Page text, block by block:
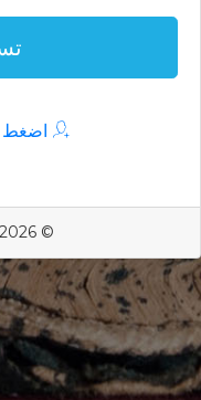
اضغط
© 2026 جميع الحقوق محفوظة